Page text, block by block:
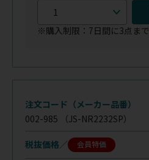
※購入制限：7日間に3点まで
注文コード（メーカー品番）
002-985 （JS-NR2232SP）
税抜価格 会員特価